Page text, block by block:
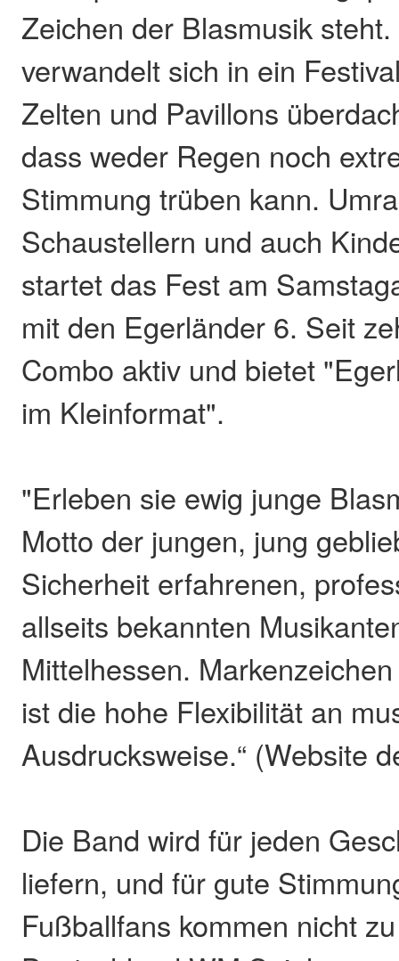
Zeichen der Blasmusik
verwandelt sich in ein
Zelten und Pavillons
dass weder Regen noch
Stimmung trüben kann.
Schaustellern und auch
startet das Fest am
mit den Egerländer 6. Seit
Combo aktiv und bietet
im Kleinformat".
"Erleben sie ewig junge
Motto der jungen, jung
Sicherheit erfahrenen,
allseits bekannten
Mittelhessen.
ist die hohe Flexibilität an
Ausdrucksweise.“ (Website
Die Band wird für jeden
liefern, und für gute
Fußballfans kommen nicht